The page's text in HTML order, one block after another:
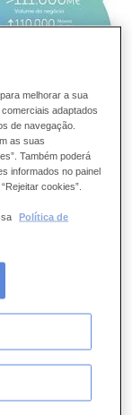
são o
(+14,2%) e o
É ainda de
e a
pagamento.
grande solidez
espanhol.
melhorar a sua
adaptados
de navegação.
as suas
Também poderá
informados no painel
cookies”.
Política de